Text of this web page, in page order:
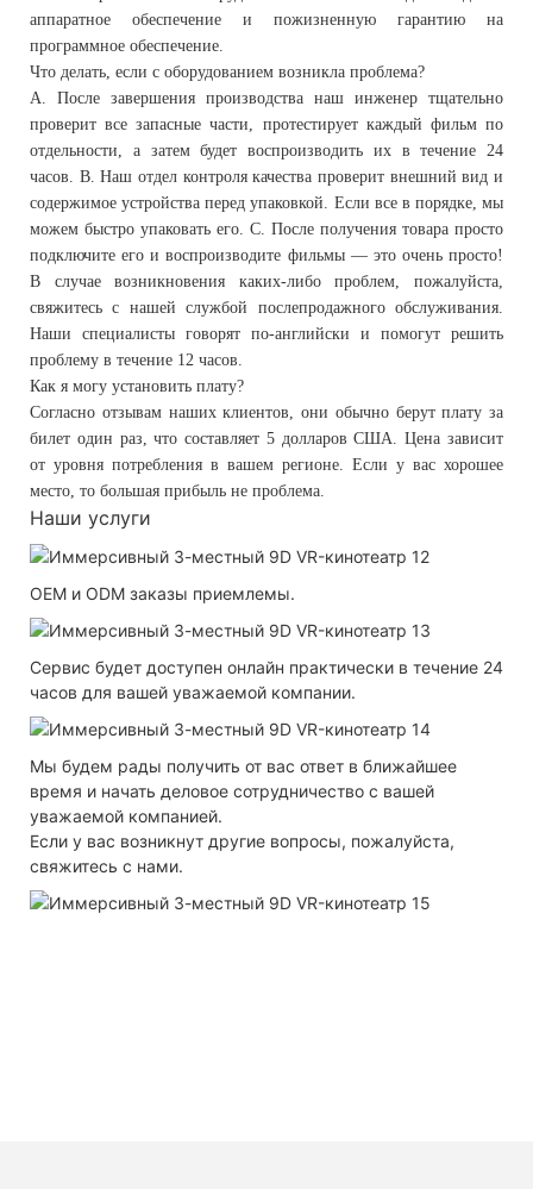
аппаратное обеспечение и пожизненную гарантию на
программное обеспечение.
Что делать, если с оборудованием возникла проблема?
A. После завершения производства наш инженер тщательно
проверит все запасные части, протестирует каждый фильм по
отдельности, а затем будет воспроизводить их в течение 24
часов. B. Наш отдел контроля качества проверит внешний вид и
содержимое устройства перед упаковкой. Если все в порядке, мы
можем быстро упаковать его. C. После получения товара просто
подключите его и воспроизводите фильмы — это очень просто!
В случае возникновения каких-либо проблем, пожалуйста,
свяжитесь с нашей службой послепродажного обслуживания.
Наши специалисты говорят по-английски и помогут решить
проблему в течение 12 часов.
Как я могу установить плату?
Согласно отзывам наших клиентов, они обычно берут плату за
билет один раз, что составляет 5 долларов США. Цена зависит
от уровня потребления в вашем регионе. Если у вас хорошее
место, то большая прибыль не проблема.
Наши услуги
OEM и ODM заказы приемлемы.
Сервис будет доступен онлайн практически в течение 24
часов для вашей уважаемой компании.
Мы будем рады получить от вас ответ в ближайшее
время и начать деловое сотрудничество с вашей
уважаемой компанией.
Если у вас возникнут другие вопросы, пожалуйста,
свяжитесь с нами.